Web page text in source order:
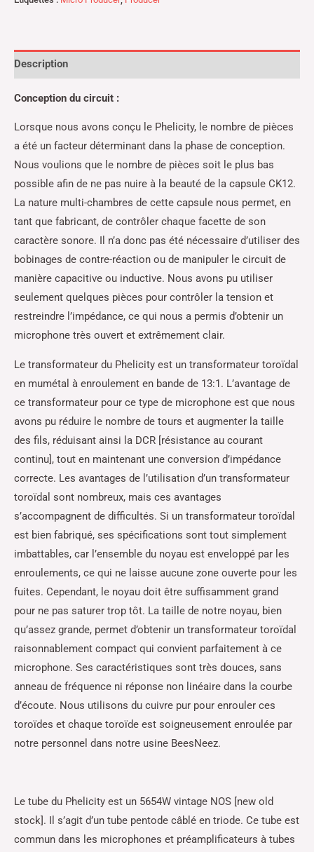
Description
Conception du circuit :
Lorsque nous avons conçu le Phelicity, le nombre de pièces
a été un facteur déterminant dans la phase de conception.
Nous voulions que le nombre de pièces soit le plus bas
possible afin de ne pas nuire à la beauté de la capsule CK12.
La nature multi-chambres de cette capsule nous permet, en
tant que fabricant, de contrôler chaque facette de son
caractère sonore. Il n’a donc pas été nécessaire d’utiliser des
bobinages de contre-réaction ou de manipuler le circuit de
manière capacitive ou inductive. Nous avons pu utiliser
seulement quelques pièces pour contrôler la tension et
restreindre l’impédance, ce qui nous a permis d’obtenir un
microphone très ouvert et extrêmement clair.
Le transformateur du Phelicity est un transformateur toroïdal
en mumétal à enroulement en bande de 13:1. L’avantage de
ce transformateur pour ce type de microphone est que nous
avons pu réduire le nombre de tours et augmenter la taille
des fils, réduisant ainsi la DCR [résistance au courant
continu], tout en maintenant une conversion d’impédance
correcte. Les avantages de l’utilisation d’un transformateur
toroïdal sont nombreux, mais ces avantages
s’accompagnent de difficultés. Si un transformateur toroïdal
est bien fabriqué, ses spécifications sont tout simplement
imbattables, car l’ensemble du noyau est enveloppé par les
enroulements, ce qui ne laisse aucune zone ouverte pour les
fuites. Cependant, le noyau doit être suffisamment grand
pour ne pas saturer trop tôt. La taille de notre noyau, bien
qu’assez grande, permet d’obtenir un transformateur toroïdal
raisonnablement compact qui convient parfaitement à ce
microphone. Ses caractéristiques sont très douces, sans
anneau de fréquence ni réponse non linéaire dans la courbe
d’écoute. Nous utilisons du cuivre pur pour enrouler ces
toroïdes et chaque toroïde est soigneusement enroulée par
notre personnel dans notre usine BeesNeez.
Le tube du Phelicity est un 5654W vintage NOS [new old
stock]. Il s’agit d’un tube pentode câblé en triode. Ce tube est
commun dans les microphones et préamplificateurs à tubes